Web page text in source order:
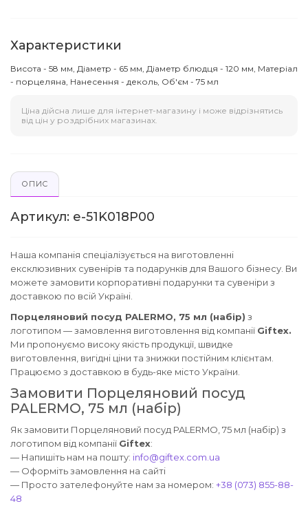
Характеристики
Висота - 58 мм, Діаметр - 65 мм, Діаметр блюдця - 120 мм, Матеріал
- порцеляна, Нанесення - деколь, Об'єм - 75 мл
Ціна дійсна лише для інтернет-магазину і може відрізнятись
від цін у роздрібних магазинах.
ОПИС
Артикул: e-51K018P00
Наша компанія спеціалізується на виготовленні
ексклюзивних сувенірів та подарунків для Вашого бізнесу. Ви
можете замовити корпоративні подарунки та сувеніри з
доставкою по всій Україні.
Порцеляновий посуд PALERMO, 75 мл (набір) з
логотипом — замовлення виготовлення від компанії Giftex.
Ми пропонуємо високу якість продукції, швидке
виготовлення, вигідні ціни та знижки постійним клієнтам.
Працюємо з доставкою в будь-яке місто України.
Замовити Порцеляновий посуд
PALERMO, 75 мл (набір)
Як замовити Порцеляновий посуд PALERMO, 75 мл (набір) з
логотипом від компанії Giftex:
— Напишіть нам на пошту: info@giftex.com.ua
— Оформіть замовлення на сайті
— Просто зателефонуйте нам за номером: +38 (073) 855-88-
48